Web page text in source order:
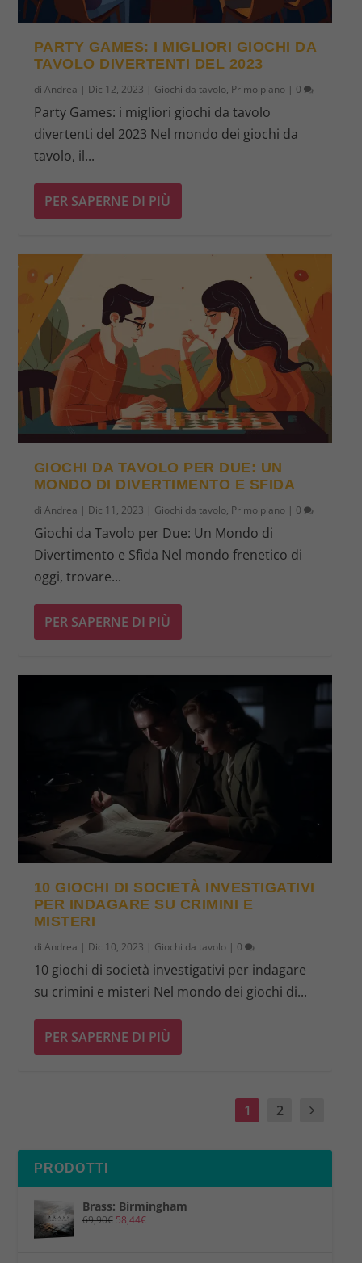
PARTY GAMES: I MIGLIORI GIOCHI DA
TAVOLO DIVERTENTI DEL 2023
di Andrea | Dic 12, 2023 | Giochi da tavolo, Primo piano| 0
Party Games: i migliori giochi da tavolo
divertenti del 2023 Nel mondo dei giochi da
tavolo, il...
PER SAPERNE DI PIÙ
GIOCHI DA TAVOLO PER DUE: UN
MONDO DI DIVERTIMENTO E SFIDA
di Andrea | Dic 11, 2023 | Giochi da tavolo, Primo piano| 0
Giochi da Tavolo per Due: Un Mondo di
Divertimento e Sfida Nel mondo frenetico di
oggi, trovare...
PER SAPERNE DI PIÙ
10 GIOCHI DI SOCIETÀ INVESTIGATIVI
PER INDAGARE SU CRIMINI E
MISTERI
di Andrea | Dic 10, 2023 | Giochi da tavolo| 0
10 giochi di società investigativi per indagare
su crimini e misteri Nel mondo dei giochi di...
PER SAPERNE DI PIÙ
1 2
PRODOTTI
Brass: Birmingham
69,90€ 58,44€